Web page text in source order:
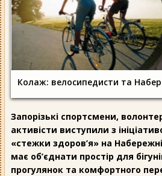
Колаж: велосипедисти та
Запорізькі спортсмени,
активісти виступили з
«стежки здоров’я» на
має об’єднати простір для
прогулянок та комфортного